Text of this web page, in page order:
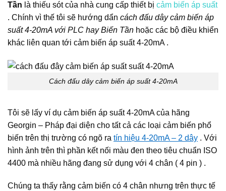
Tần là thiếu sót của nhà cung cấp thiết bị cảm biến áp suất
. Chính vì thế tôi sẽ hướng dẩn cách đấu dây cảm biến áp
suất 4-20mA với PLC hay Biến Tần hoặc các bộ điều khiển
khác liên quan tới cảm biến áp suất 4-20mA .
Cách đấu dây cảm biến áp suất 4-20mA
Tôi sẽ lấy ví dụ cảm biến áp suất 4-20mA của hãng
Georgin – Pháp đại diện cho tất cả các loại cảm biến phổ
biến trên thị trường có ngõ ra tín hiệu 4-20mA – 2 dây . Với
hình ảnh trên thì phần kết nối màu đen theo tiêu chuẩn ISO
4400 mà nhiều hãng đang sử dụng với 4 chân ( 4 pin ) .
Chúng ta thấy rằng cảm biến có 4 chân nhưng trên thực tế